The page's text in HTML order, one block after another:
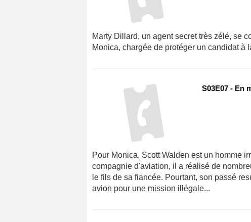
Marty Dillard, un agent secret très zélé, se
Monica, chargée de protéger un candidat à
S03E07 - En
Pour Monica, Scott Walden est un homme
compagnie d'aviation, il a réalisé de
le fils de sa fiancée. Pourtant, son passé
avion pour une mission illégale...